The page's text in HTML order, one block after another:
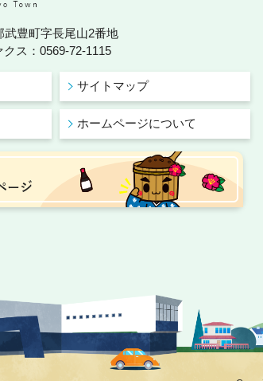
豊町字長尾山2番地
ス：0569-72-1115
サイトマップ
ホームページについて